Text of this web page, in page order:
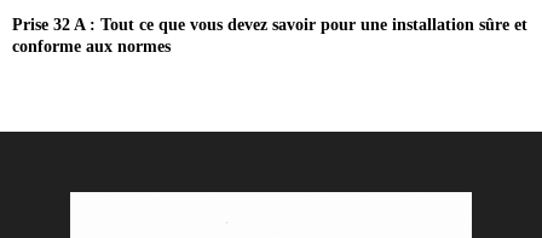
Prise 32 A : Tout ce que vous devez savoir pour une installation sûre et
conforme aux normes